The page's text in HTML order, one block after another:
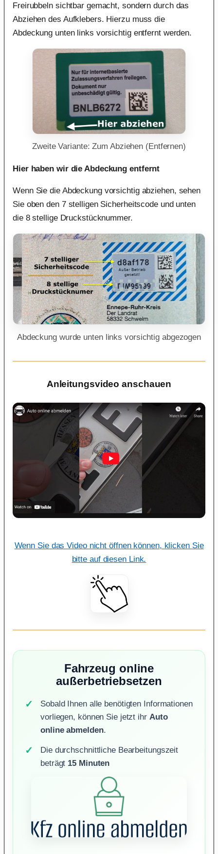
Freirubbeln sichtbar gemacht, sondern durch das
Abziehen des Aufklebers. Hierzu muss die
Abdeckung unten links vorsichtig entfernt werden.
Zweite Variante: Zum Abziehen (Entfernen)
Hier haben wir die Abdeckung entfernt
Wenn Sie die Abdeckung vorsichtig abziehen, sehen
Sie oben den 7 stelligen Sicherheitscode und unten
die 8 stellige Druckstücknummer.
Abdeckung wurde unten links vorsichtig abgezogen
Anleitungsvideo anschauen
Wenn Sie das Video nicht öffnen können, klicken Sie
bitte auf diesen Link.
Fahrzeug online
außerbetriebsetzen
Sobald Ihnen alle benötigten Informationen
vorliegen, können Sie jetzt ihr Auto
online abmelden.
Die durchschnittliche Bearbeitungszeit
beträgt 15 Minuten